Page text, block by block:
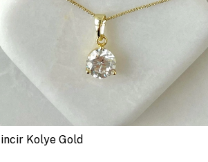
Kolye Gold